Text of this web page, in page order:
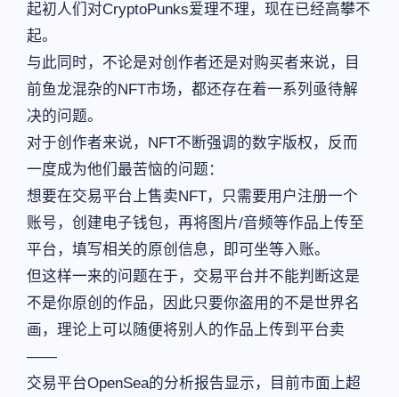
起初人们对CryptoPunks爱理不理，现在已经高攀不
起。
与此同时，不论是对创作者还是对购买者来说，目
前鱼龙混杂的NFT市场，都还存在着一系列亟待解
决的问题。
对于创作者来说，NFT不断强调的数字版权，反而
一度成为他们最苦恼的问题：
想要在交易平台上售卖NFT，只需要用户注册一个
账号，创建电子钱包，再将图片/音频等作品上传至
平台，填写相关的原创信息，即可坐等入账。
但这样一来的问题在于，交易平台并不能判断这是
不是你原创的作品，因此只要你盗用的不是世界名
画，理论上可以随便将别人的作品上传到平台卖
——
交易平台OpenSea的分析报告显示，目前市面上超